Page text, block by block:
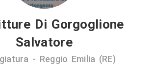
Di Gorgoglione
Salvatore
- Reggio Emilia (RE)